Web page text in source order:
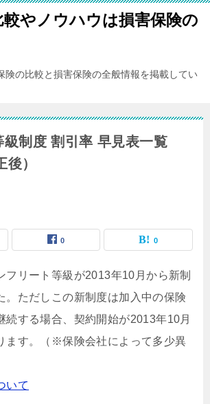
較やノウハウは損害保険の
険の比較と損害保険の全般情報を掲載してい
級制度 割引率 早見表一覧
後）
0 0
フリート等級が2013年10月から新制
。ただしこの新制度は加入中の保険
続する場合、契約開始が2013年10月
ます。（※保険会社によって多少異
いて